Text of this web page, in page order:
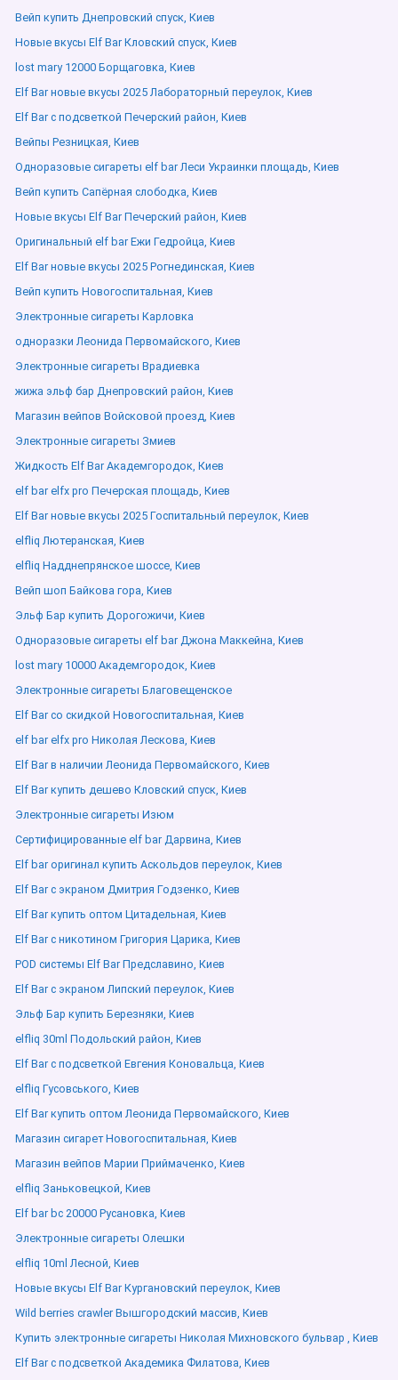
Вейп купить Днепровский спуск, Киев
Новые вкусы Elf Bar Кловский спуск, Киев
lost mary 12000 Борщаговка, Киев
Elf Bar новые вкусы 2025 Лабораторный переулок, Киев
Elf Bar с подсветкой Печерский район, Киев
Вейпы Резницкая, Киев
Одноразовые сигареты elf bar Леси Украинки площадь, Киев
Вейп купить Сапёрная слободка, Киев
Новые вкусы Elf Bar Печерский район, Киев
Оригинальный elf bar Ежи Гедройца, Киев
Elf Bar новые вкусы 2025 Рогнединская, Киев
Вейп купить Новогоспитальная, Киев
Электронные сигареты Карловка
одноразки Леонида Первомайского, Киев
Электронные сигареты Врадиевка
жижа эльф бар Днепровский район, Киев
Магазин вейпов Войсковой проезд, Киев
Электронные сигареты Змиев
Жидкость Elf Bar Академгородок, Киев
elf bar elfx pro Печерская площадь, Киев
Elf Bar новые вкусы 2025 Госпитальный переулок, Киев
elfliq Лютеранская, Киев
elfliq Надднепрянское шоссе, Киев
Вейп шоп Байкова гора, Киев
Эльф Бар купить Дорогожичи, Киев
Одноразовые сигареты elf bar Джона Маккейна, Киев
lost mary 10000 Академгородок, Киев
Электронные сигареты Благовещенское
Elf Bar со скидкой Новогоспитальная, Киев
elf bar elfx pro Николая Лескова, Киев
Elf Bar в наличии Леонида Первомайского, Киев
Elf Bar купить дешево Кловский спуск, Киев
Электронные сигареты Изюм
Сертифицированные elf bar Дарвина, Киев
Elf bar оригинал купить Аскольдов переулок, Киев
Elf Bar с экраном Дмитрия Годзенко, Киев
Elf Bar купить оптом Цитадельная, Киев
Elf Bar с никотином Григория Царика, Киев
POD системы Elf Bar Предславино, Киев
Elf Bar с экраном Липский переулок, Киев
Эльф Бар купить Березняки, Киев
elfliq 30ml Подольский район, Киев
Elf Bar с подсветкой Евгения Коновальца, Киев
elfliq Гусовського, Киев
Elf Bar купить оптом Леонида Первомайского, Киев
Магазин сигарет Новогоспитальная, Киев
Магазин вейпов Марии Приймаченко, Киев
elfliq Заньковецкой, Киев
Elf bar bc 20000 Русановка, Киев
Электронные сигареты Олешки
elfliq 10ml Лесной, Киев
Новые вкусы Elf Bar Кургановский переулок, Киев
Wild berries crawler Вышгородский массив, Киев
Купить электронные сигареты Николая Михновского бульвар , Киев
Elf Bar с подсветкой Академика Филатова, Киев